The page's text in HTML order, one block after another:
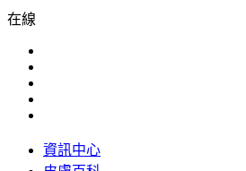
在線
資訊中心